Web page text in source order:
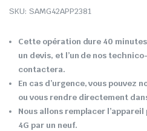
SKU: SAMG42APP2381
Cette opération dure 40
un devis, et l’un de nos
contactera.
En cas d’urgence, vous pouvez
ou vous rendre directement
Nous allons remplacer
4G par un neuf.